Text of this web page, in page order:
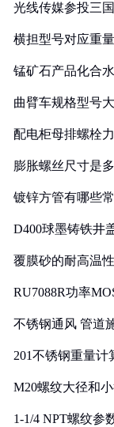
光线传媒参投三
横担型号对应重量
锰矿石产品化合
曲臂车规格型号
配电柜母排螺栓
膨胀螺丝尺寸是
镀锌方管有哪些
D400球墨铸铁井
覆膜砂的耐高温
RU7088R功率
不锈钢通风 管道
201不锈钢重量计
M20螺纹大径和
1-1/4 NPT螺纹参